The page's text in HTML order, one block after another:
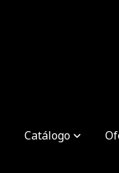
Catálogo